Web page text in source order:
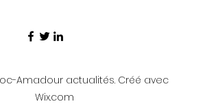
Amadour actualités. Créé avec
Wix.com